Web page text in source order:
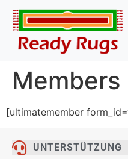
Members
[ultimatemember
UNTERSTÜTZUNG